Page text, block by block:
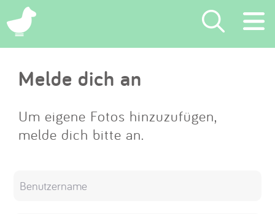
×
Suchen
Eintragen
App
Melde dich an
Um eigene Fotos hinzuzufügen,
melde dich bitte an.